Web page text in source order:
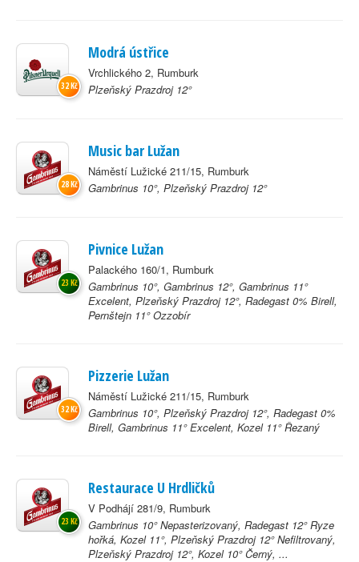
Modrá ústřice
Vrchlického 2, Rumburk
Plzeňský Prazdroj 12°
32 Kč
Music bar Lužan
Náměstí Lužické 211/15, Rumburk
Gambrinus 10°, Plzeňský Prazdroj 12°
28 Kč
Pivnice Lužan
Palackého 160/1, Rumburk
Gambrinus 10°, Gambrinus 12°, Gambrinus 11°
Excelent, Plzeňský Prazdroj 12°, Radegast 0% Birell,
Pernštejn 11° Ozzobír
23 Kč
Pizzerie Lužan
Náměstí Lužické 211/15, Rumburk
Gambrinus 10°, Plzeňský Prazdroj 12°, Radegast 0%
Birell, Gambrinus 11° Excelent, Kozel 11° Řezaný
32 Kč
Restaurace U Hrdličků
V Podhájí 281/9, Rumburk
Gambrinus 10° Nepasterizovaný, Radegast 12° Ryze
hořká, Kozel 11°, Plzeňský Prazdroj 12° Nefiltrovaný,
Plzeňský Prazdroj 12°, Kozel 10° Černý, ...
23 Kč